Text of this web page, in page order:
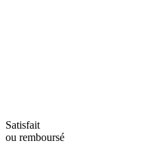
Satisfait
ou remboursé